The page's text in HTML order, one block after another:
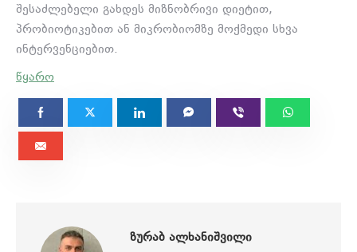
შესაძლებელი გახდეს მიზნობრივი დიეტით,
პრობიოტიკებით ან მიკრობიომზე მოქმედი სხვა
ინტერვენციებით.
წყარო
ᲖᲣᲠᲐᲑ ᲐᲚᲮᲐᲜᲘᲨᲕᲘᲚᲘ